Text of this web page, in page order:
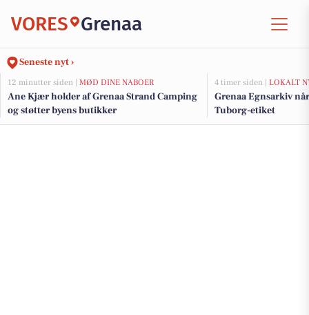
VORES Grenaa
Seneste nyt ›
12 minutter siden | MØD DINE NABOER
Ane Kjær holder af Grenaa Strand Camping
og støtter byens butikker
4 timer siden | LOKALT
Grenaa Egnsarkiv
Tuborg-etiket